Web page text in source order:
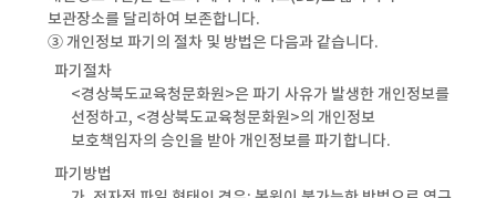
보관장소를 달리하여 보존합니다.
③ 개인정보 파기의 절차 및 방법은 다음과 같습니다.
파기절차
<경상북도교육청문화원>은 파기 사유가 발생한 개인정보를
선정하고, <경상북도교육청문화원>의 개인정보
보호책임자의 승인을 받아 개인정보를 파기합니다.
파기방법